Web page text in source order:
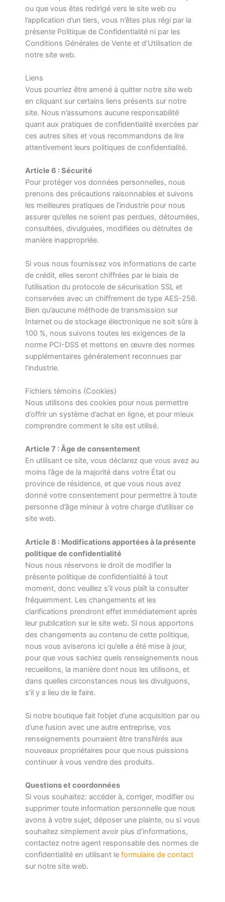
ou que vous êtes redirigé vers le site web ou
l’application d’un tiers, vous n’êtes plus régi par la
présente Politique de Confidentialité ni par les
Conditions Générales de Vente et d’Utilisation de
notre site web.
Liens
Vous pourriez être amené à quitter notre site web
en cliquant sur certains liens présents sur notre
site. Nous n’assumons aucune responsabilité
quant aux pratiques de confidentialité exercées par
ces autres sites et vous recommandons de lire
attentivement leurs politiques de confidentialité.
Article 6 : Sécurité
Pour protéger vos données personnelles, nous
prenons des précautions raisonnables et suivons
les meilleures pratiques de l’industrie pour nous
assurer qu’elles ne soient pas perdues, détournées,
consultées, divulguées, modifiées ou détruites de
manière inappropriée.
Si vous nous fournissez vos informations de carte
de crédit, elles seront chiffrées par le biais de
l’utilisation du protocole de sécurisation SSL et
conservées avec un chiffrement de type AES-256.
Bien qu’aucune méthode de transmission sur
Internet ou de stockage électronique ne soit sûre à
100 %, nous suivons toutes les exigences de la
norme PCI-DSS et mettons en œuvre des normes
supplémentaires généralement reconnues par
l’industrie.
Fichiers témoins (Cookies)
Nous utilisons des cookies pour nous permettre
d’offrir un système d’achat en ligne, et pour mieux
comprendre comment le site est utilisé.
Article 7 : Âge de consentement
En utilisant ce site, vous déclarez que vous avez au
moins l’âge de la majorité dans votre État ou
province de résidence, et que vous nous avez
donné votre consentement pour permettre à toute
personne d’âge mineur à votre charge d’utiliser ce
site web.
Article 8 : Modifications apportées à la présente
politique de confidentialité
Nous nous réservons le droit de modifier la
présente politique de confidentialité à tout
moment, donc veuillez s’il vous plaît la consulter
fréquemment. Les changements et les
clarifications prendront effet immédiatement après
leur publication sur le site web. Si nous apportons
des changements au contenu de cette politique,
nous vous aviserons ici qu’elle a été mise à jour,
pour que vous sachiez quels renseignements nous
recueillons, la manière dont nous les utilisons, et
dans quelles circonstances nous les divulguons,
s’il y a lieu de le faire.
Si notre boutique fait l’objet d’une acquisition par ou
d’une fusion avec une autre entreprise, vos
renseignements pourraient être transférés aux
nouveaux propriétaires pour que nous puissions
continuer à vous vendre des produits.
Questions et coordonnées
Si vous souhaitez: accéder à, corriger, modifier ou
supprimer toute information personnelle que nous
avons à votre sujet, déposer une plainte, ou si vous
souhaitez simplement avoir plus d’informations,
contactez notre agent responsable des normes de
confidentialité en utilisant le formulaire de contact
sur notre site web.